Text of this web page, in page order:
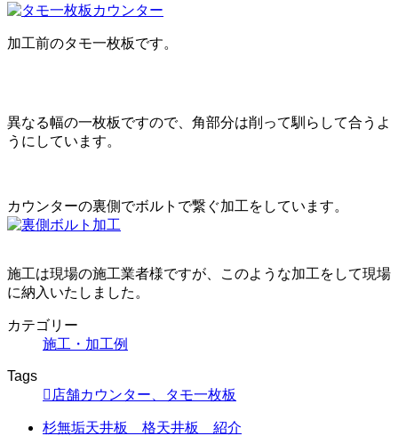
加工前のタモ一枚板です。
異なる幅の一枚板ですので、角部分は削って馴らして合うよ
うにしています。
カウンターの裏側でボルトで繋ぐ加工をしています。
施工は現場の施工業者様ですが、このような加工をして現場
に納入いたしました。
カテゴリー
施工・加工例
Tags
店舗カウンター、タモ一枚板
杉無垢天井板 格天井板 紹介